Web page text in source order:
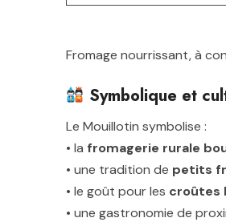
Fromage nourrissant, à
Symbolique et
Le Mouillotin symbolise :
• la fromagerie rurale
• une tradition de petits
• le goût pour les croûtes
• une gastronomie de